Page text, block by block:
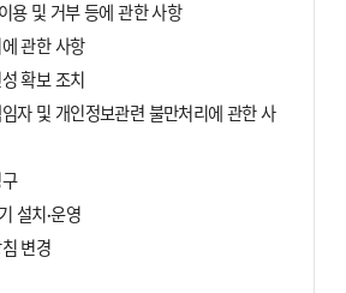
용 및 거부 등에 관한 사항
관한 사항
확보 조치
자 및 개인정보관련 불만처리에 관한 사
설치∙운영
변경